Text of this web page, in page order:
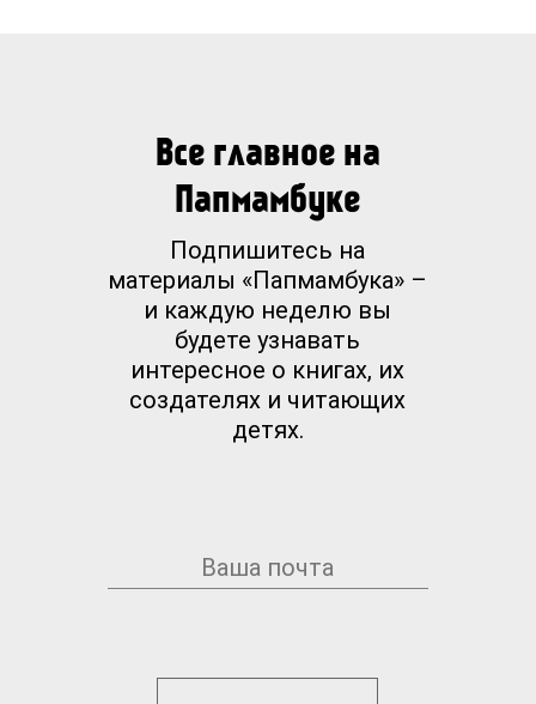
Все главное на
Папмамбуке
Подпишитесь на
материалы «Папмамбука» –
и каждую неделю вы
будете узнавать
интересное о книгах, их
создателях и читающих
детях.